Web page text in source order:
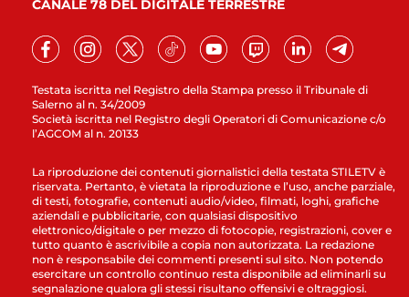
Testata iscritta nel Registro della Stampa presso il Tribunale di
Salerno al n. 34/2009
Società iscritta nel Registro degli Operatori di Comunicazione c/o
l’AGCOM al n. 20133
CANALE 78 DEL DIGITALE TERRESTRE
La riproduzione dei contenuti giornalistici della testata STILETV è
riservata. Pertanto, è vietata la riproduzione e l’uso, anche parziale,
di testi, fotografie, contenuti audio/video, filmati, loghi, grafiche
aziendali e pubblicitarie, con qualsiasi dispositivo
elettronico/digitale o per mezzo di fotocopie, registrazioni, cover e
tutto quanto è ascrivibile a copia non autorizzata. La redazione
non è responsabile dei commenti presenti sul sito. Non potendo
esercitare un controllo continuo resta disponibile ad eliminarli su
segnalazione qualora gli stessi risultano offensivi e oltraggiosi.